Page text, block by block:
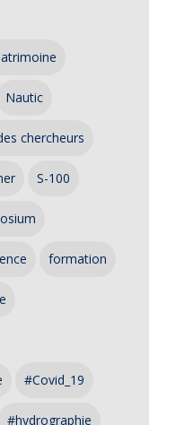
Nautic
chercheurs
S-100
formation
#Covid_19
#hydrographie